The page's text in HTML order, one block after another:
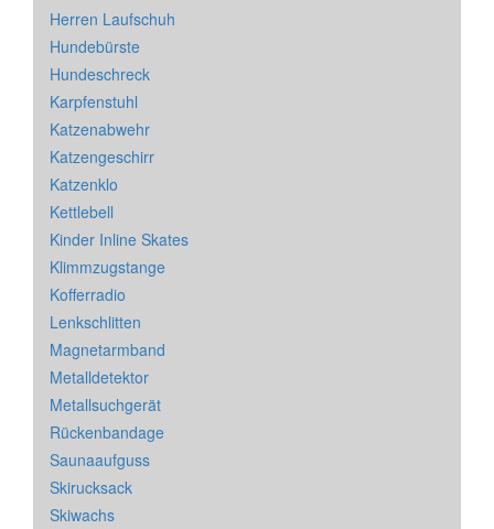
Herren Laufschuh
Hundebürste
Hundeschreck
Karpfenstuhl
Katzenabwehr
Katzengeschirr
Katzenklo
Kettlebell
Kinder Inline Skates
Klimmzugstange
Kofferradio
Lenkschlitten
Magnetarmband
Metalldetektor
Metallsuchgerät
Rückenbandage
Saunaaufguss
Skirucksack
Skiwachs